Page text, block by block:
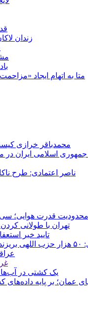
زندان
مشهد؛ ۲۰ برابر شدن
متا به اتهام ایجاد «مزاحمت عمومی»
محمدباقر خرازی
جمهوری اسلامی ایران
ناصر اعتمادی: طرح
قدرت هوایی؛
تهران با طولانی
تایید خبر
یک کشتی در
عمان؛ بر پایه